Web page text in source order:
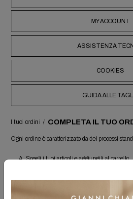
MY ACCOUNT
ASSISTENZA
COOKIES
GUIDA ALLE
I tuoi ordini/ COMPLETA IL TUO
Ogni ordine è caratterizzato da dei processi
Scegli i tuoi articoli e aggiungili al carrello.
Procedi al checkout per inserire i tuoi
click” selezionando uno dei metodi di